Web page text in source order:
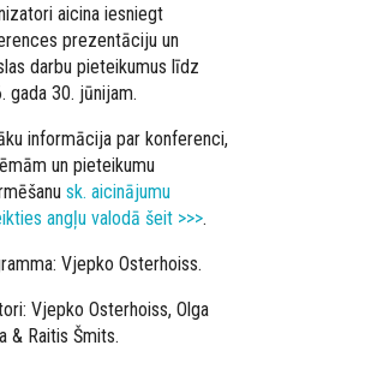
aicina iesniegt
prezentāciju un
darbu pieteikumus līdz
gada 30. jūnijam.
informācija par konferenci,
un pieteikumu
sk. aicinājumu
angļu valodā šeit >>>.
Vjepko Osterhoiss.
Vjepko Osterhoiss, Olga
& Raitis Šmits.